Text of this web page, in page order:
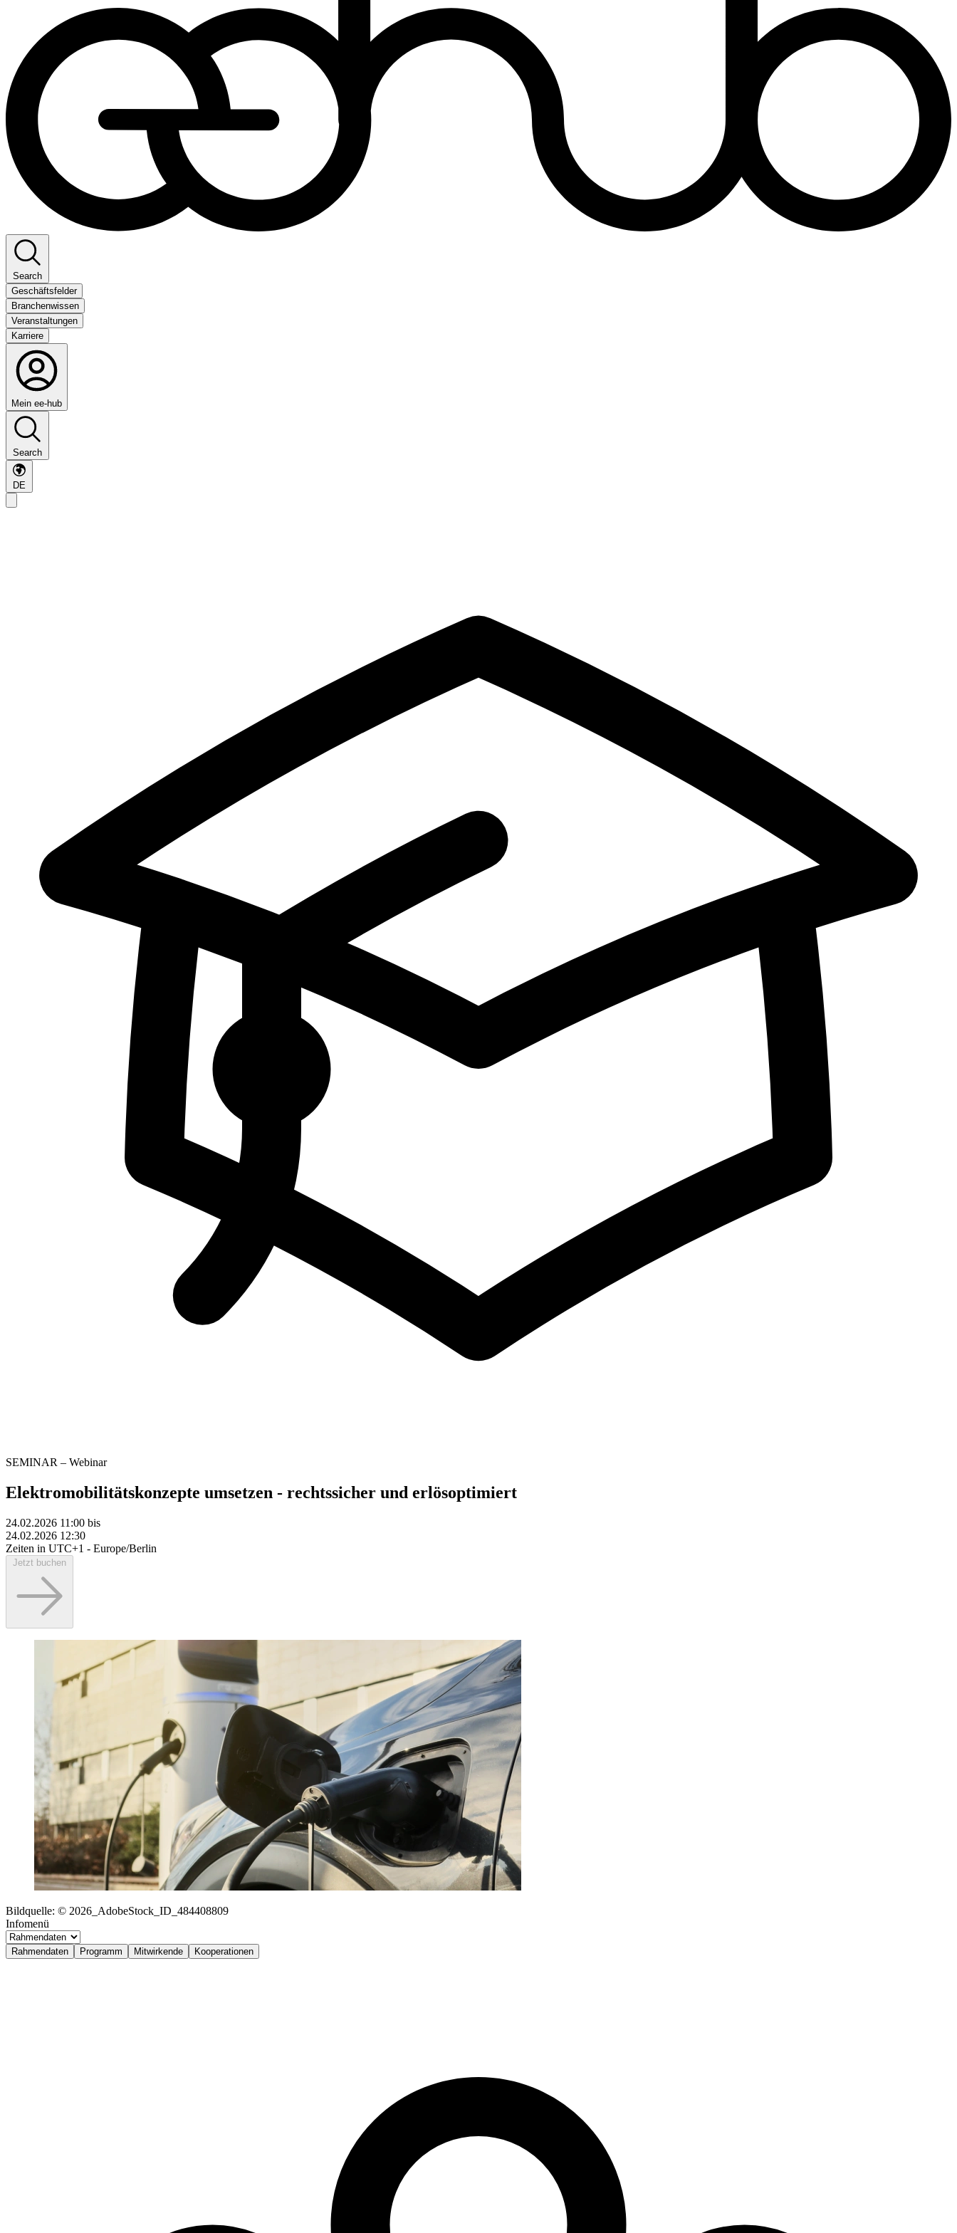
Search
Geschäftsfelder
Branchenwissen
Veranstaltungen
Karriere
Mein ee-hub
Search
DE
SEMINAR – Webinar
Elektromobilitätskonzepte umsetzen - rechtssicher und erlösoptimiert
24.02.2026 11:00 bis
24.02.2026 12:30
Zeiten in UTC+1 - Europe/Berlin
Bildquelle: © 2026_AdobeStock_ID_484408809
Infomenü
Rahmendaten Programm Mitwirkende Kooperationen